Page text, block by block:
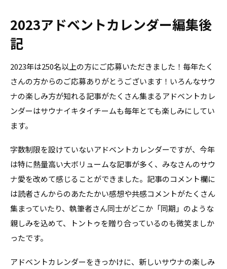
2023アドベントカレンダー編集後
記
2023年は250名以上の方にご応募いただきました！毎年たく
さんの方からのご応募ありがとうございます！いろんなサウ
ナの楽しみ方が知れる記事がたくさん集まるアドベントカレ
ンダーはサウナイキタイチームも毎年とても楽しみにしてい
ます。
字数制限を設けていないアドベントカレンダーですが、今年
は特に熱量高い大ボリュームな記事が多く、みなさんのサウ
ナ愛を改めて感じることができました。記事のコメント欄に
は読者さんからのあたたかい感想や共感コメントがたくさん
集まっていたり、執筆者さん同士がどこか「同期」のような
親しみを込めて、トントゥを贈り合っているのも微笑ましか
ったです。
アドベントカレンダーをきっかけに、新しいサウナの楽しみ